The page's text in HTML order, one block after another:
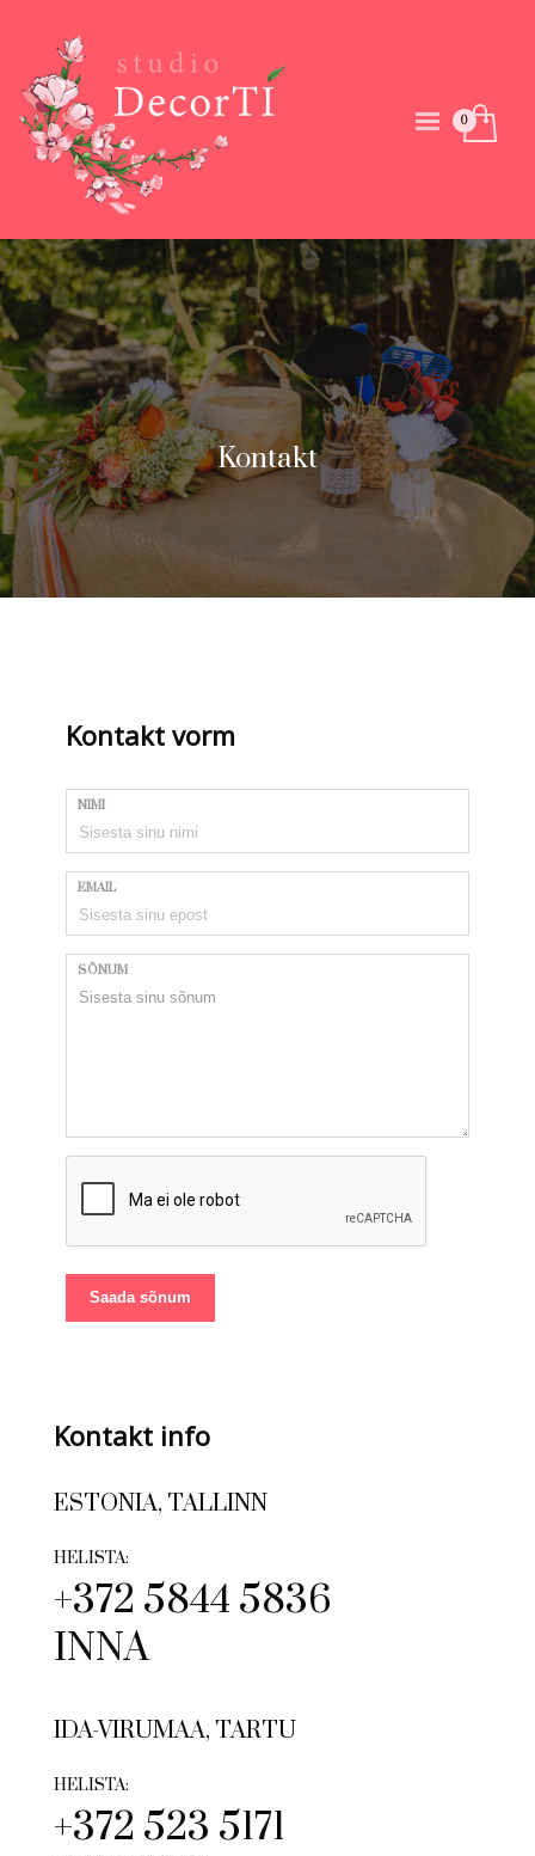
Kontakt
Kontakt vorm
NIMI
EMAIL
SÕNUM
Saada sõnum
Kontakt info
ESTONIA, TALLINN
HELISTA:
+372 5844 5836
INNA
IDA-VIRUMAA, TARTU
HELISTA:
+372 523 5171